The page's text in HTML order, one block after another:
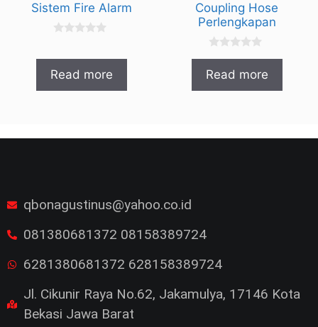
Sistem Fire Alarm
u
t
o
f
Read more
Coupling Hose
Perlengkapan
u
Read more
qbonagustinus@yahoo.co.id
081380681372 08158389724
6281380681372 628158389724
Jl. Cikunir Raya No.62, Jakamulya, 17146 Kota
Bekasi Jawa Barat